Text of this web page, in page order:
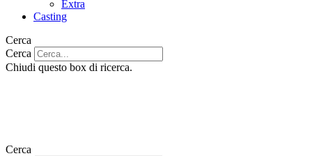
Extra
Casting
Cerca
Cerca
Chiudi questo box di ricerca.
Cerca